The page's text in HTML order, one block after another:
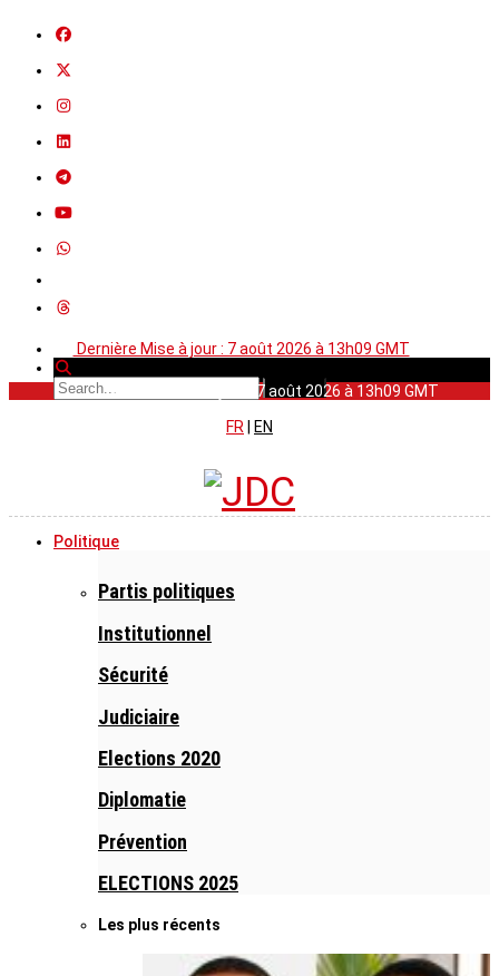
Dernière Mise à jour : 7 août 2026 à 13h09 GMT
Dernière Mise à jour : 7 août 2026 à 13h09 GMT
FR
EN
Politique
Partis politiques
Institutionnel
Sécurité
Judiciaire
Elections 2020
Diplomatie
Prévention
ELECTIONS 2025
Les plus récents